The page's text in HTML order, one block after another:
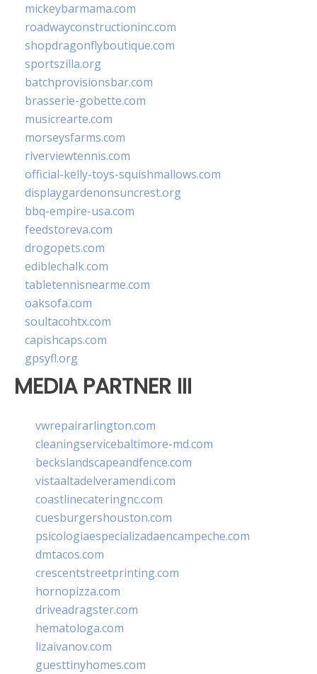
mickeybarmama.com
roadwayconstructioninc.com
shopdragonflyboutique.com
sportszilla.org
batchprovisionsbar.com
brasserie-gobette.com
musicrearte.com
morseysfarms.com
riverviewtennis.com
official-kelly-toys-squishmallows.com
displaygardenonsuncrest.org
bbq-empire-usa.com
feedstoreva.com
drogopets.com
ediblechalk.com
tabletennisnearme.com
oaksofa.com
soultacohtx.com
capishcaps.com
gpsyfl.org
MEDIA PARTNER III
vwrepairarlington.com
cleaningservicebaltimore-md.com
beckslandscapeandfence.com
vistaaltadelveramendi.com
coastlinecateringnc.com
cuesburgershouston.com
psicologiaespecializadaencampeche.com
dmtacos.com
crescentstreetprinting.com
hornopizza.com
driveadragster.com
hematologa.com
lizaivanov.com
guesttinyhomes.com